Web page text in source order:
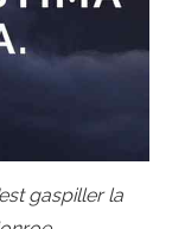
gaspiller la